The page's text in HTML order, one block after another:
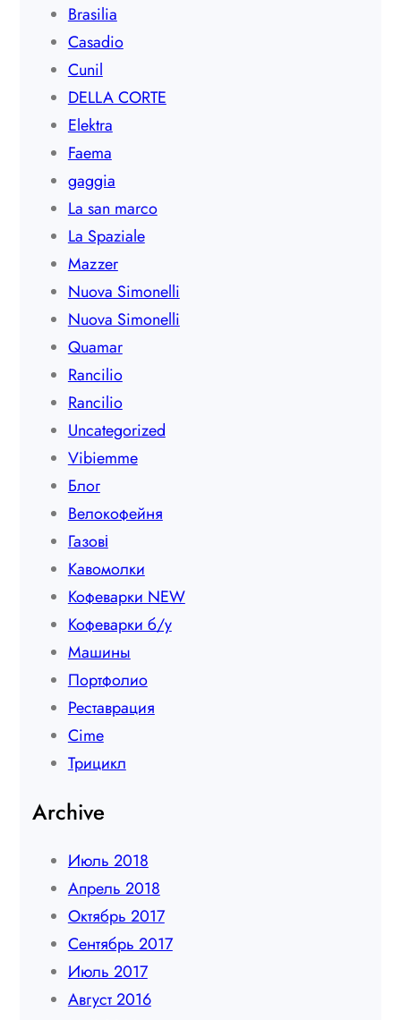
Brasilia
Casadio
Cunil
DELLA CORTE
Elektra
Faema
gaggia
La san marco
La Spaziale
Mazzer
Nuova Simonelli
Nuova Simonelli
Quamar
Rancilio
Rancilio
Uncategorized
Vibiemme
Блог
Велокофейня
Газові
Кавомолки
Кофеварки NEW
Кофеварки б/у
Машины
Портфолио
Реставрация
Сime
Трицикл
Archive
Июль 2018
Апрель 2018
Октябрь 2017
Сентябрь 2017
Июль 2017
Август 2016